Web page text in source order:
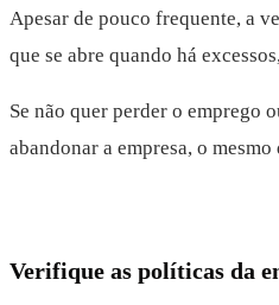
Apesar de pouco frequente, a
que se abre quando há
Se não quer perder o emprego
abandonar a empresa, o
Verifique as políticas da